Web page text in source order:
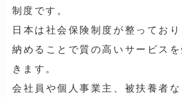
制度です。
日本は社会保険制度が整ってお
納めることで質の高いサービス
きます。
会社員や個人事業主、被扶養者